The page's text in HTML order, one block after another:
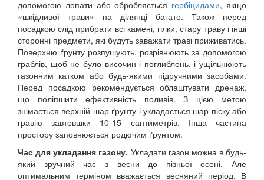
допомогою лопати або обробляється гербіцидами, якщо
«шкідливої ​​трави» на ділянці багато. Також перед
посадкою слід прибрати всі камені, гілки, стару траву і інші
сторонні предмети, які будуть заважати траві приживатись.
Поверхню ґрунту розпушують, розрівнюють за допомогою
граблів, щоб не було височин і поглиблень, і ущільнюють
газонним катком або будь-якими підручними засобами.
Перед посадкою рекомендується облаштувати дренаж,
що поліпшити ефективність поливів. З цією метою
знімається верхній шар ґрунту і укладається шар піску або
гравію завтовшки 10-15 сантиметрів. Інша частина
простору заповнюється родючим ґрунтом.
Час для укладання газону. Укладати газон можна в будь-
який зручний час з весни до пізньої осені. Але
оптимальним терміном вважається весняний період. В